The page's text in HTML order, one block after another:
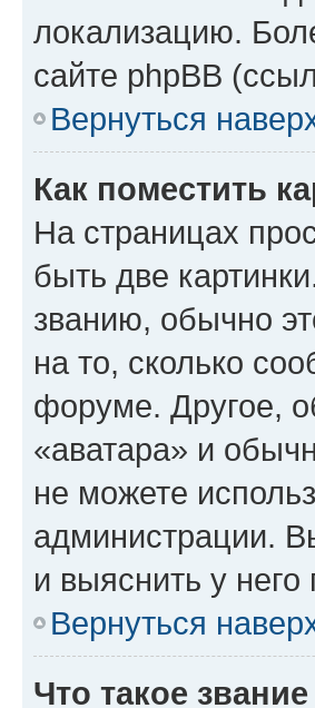
локализацию.
сайте phpBB
Вернуться
Как поместить
На страницах
быть две
званию, обычно
на то, сколько
форуме. Другое,
«аватара» и
не можете
администрации.
и выяснить у
Вернуться
Что такое